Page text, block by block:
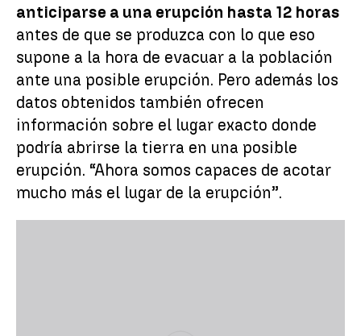
anticiparse a una erupción hasta 12 horas
antes de que se produzca con lo que eso
supone a la hora de evacuar a la población
ante una posible erupción. Pero además los
datos obtenidos también ofrecen
información sobre el lugar exacto donde
podría abrirse la tierra en una posible
erupción. “Ahora somos capaces de acotar
mucho más el lugar de la erupción”.